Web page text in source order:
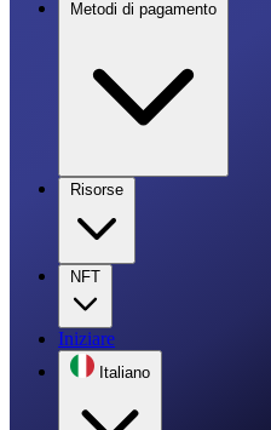
Metodi di pagamento
Risorse
NFT
Iniziare
Italiano